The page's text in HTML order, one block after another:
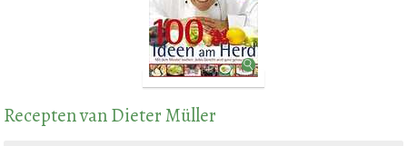
Recepten van Dieter Müller